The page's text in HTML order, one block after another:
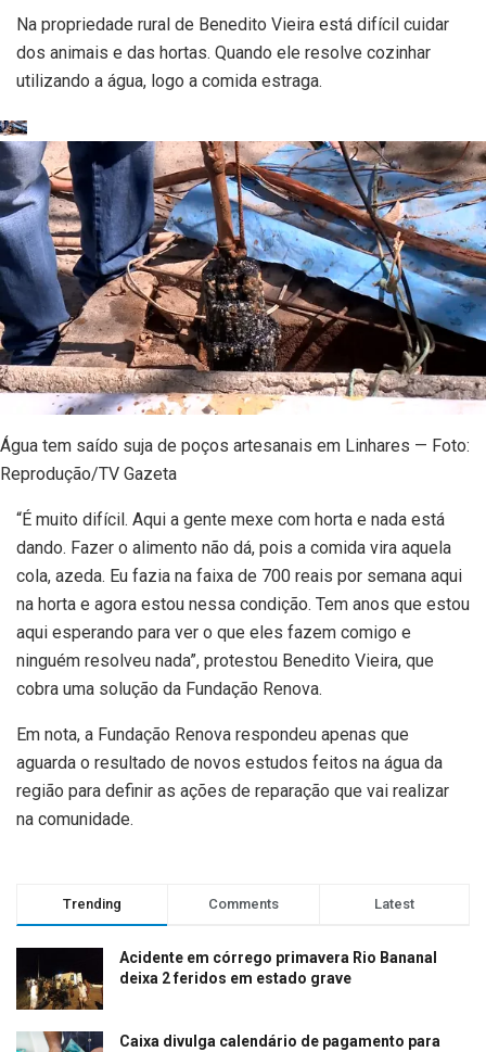
Na propriedade rural de Benedito Vieira está difícil cuidar
dos animais e das hortas. Quando ele resolve cozinhar
utilizando a água, logo a comida estraga.
Água tem saído suja de poços artesanais em Linhares — Foto:
Reprodução/TV Gazeta
“É muito difícil. Aqui a gente mexe com horta e nada está
dando. Fazer o alimento não dá, pois a comida vira aquela
cola, azeda. Eu fazia na faixa de 700 reais por semana aqui
na horta e agora estou nessa condição. Tem anos que estou
aqui esperando para ver o que eles fazem comigo e
ninguém resolveu nada”, protestou Benedito Vieira, que
cobra uma solução da Fundação Renova.
Em nota, a Fundação Renova respondeu apenas que
aguarda o resultado de novos estudos feitos na água da
região para definir as ações de reparação que vai realizar
na comunidade.
Trending Comments Latest
Acidente em córrego primavera Rio Bananal
deixa 2 feridos em estado grave
Caixa divulga calendário de pagamento para